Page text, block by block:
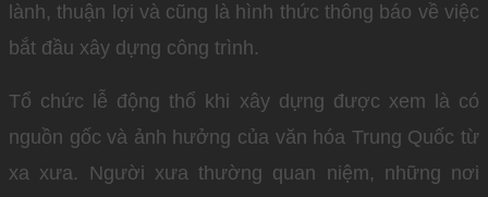
lành, thuận lợi và cũng là hình thức thông báo về việc
bắt đầu xây dựng công trình.
Tổ chức lễ động thổ khi xây dựng được xem là có
nguồn gốc và ảnh hưởng của văn hóa Trung Quốc từ
xa xưa. Người xưa thường quan niệm, những nơi